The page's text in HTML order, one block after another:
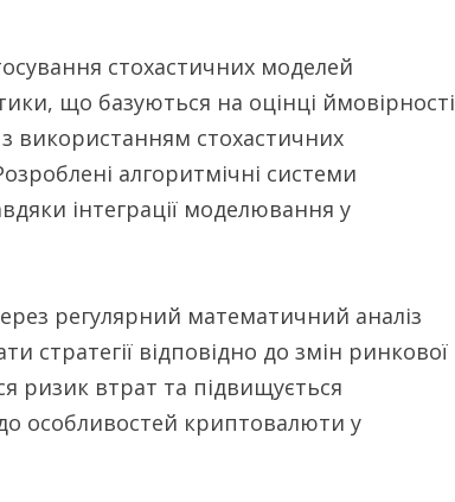
стохастичних моделей
що базуються на оцінці ймовірності
використанням стохастичних
алгоритмічні системи
інтеграції моделювання у
регулярний математичний аналіз
стратегії відповідно до змін ринкової
ризик втрат та підвищується
особливостей криптовалюти у